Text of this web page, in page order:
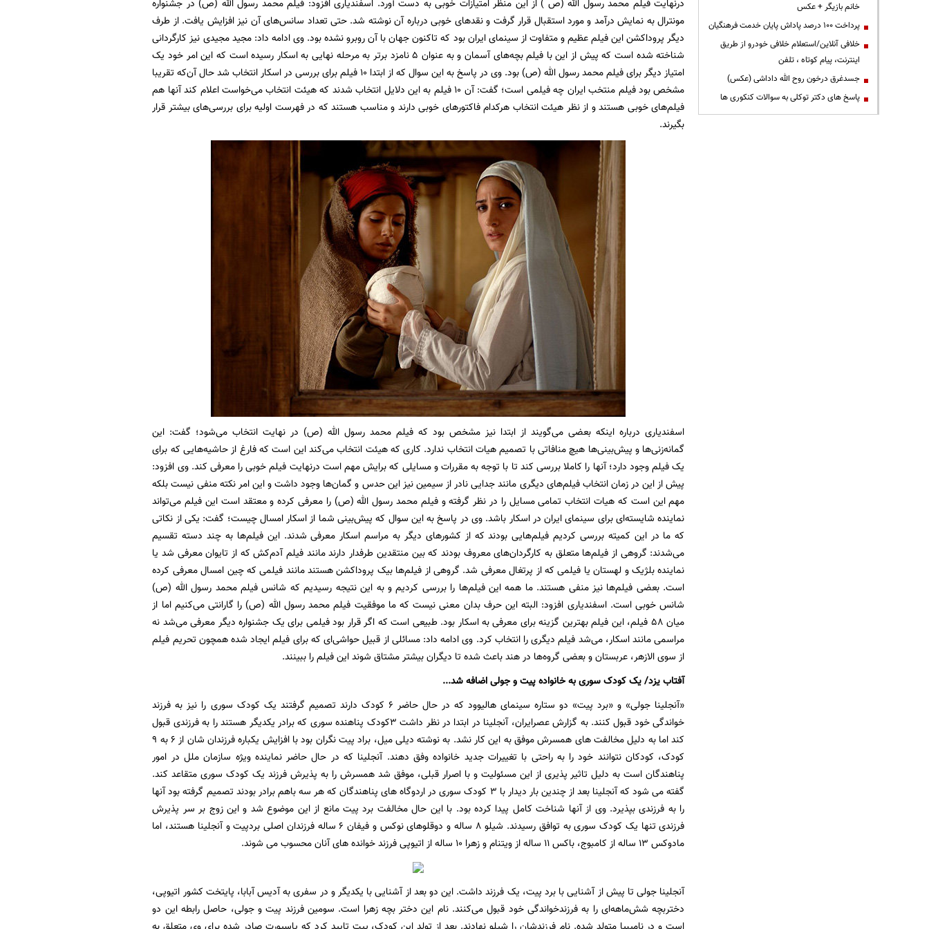
درنهایت فیلم محمد رسول الله (ص ) از این منظر امتیازات خوبی به دست آورد. اسفندیاری افزود: فیلم محمد رسول الله (ص) در جشنواره
مونترال به نمایش درآمد و مورد استقبال قرار گرفت و نقدهای خوبی درباره آن نوشته شد. حتی تعداد سانس‌های آن نیز افزایش یافت. از طرف
دیگر پروداکشن این فیلم عظیم و متفاوت از سینمای ایران بود که تاکنون جهان با آن روبرو نشده بود. وی ادامه داد: مجید مجیدی نیز کارگردانی
شناخته شده است که پیش از این با فیلم بچه‌های آسمان و به عنوان ۵ نامزد بر‌تر به مرحله نهایی به اسکار رسیده است که این امر خود یک
امتیاز دیگر برای فیلم محمد رسول الله (ص) بود. وی در پاسخ به این سوال که از ابتدا ۱۰ فیلم برای بررسی در اسکار انتخاب شد حال آن‌که تقریبا
مشخص بود فیلم منتخب ایران چه فیلمی است؛ گفت: آن ۱۰ فیلم به این دلایل انتخاب شدند که هیئت انتخاب می‌خواست اعلام کند آنها هم
فیلم‌های خوبی هستند و از نظر هیئت انتخاب هرکدام فاکتورهای خوبی دارند و مناسب هستند که در فهرست اولیه برای بررسی‌های بیشتر قرار
بگیرند.
اسفندیاری درباره اینکه بعضی‌ می‌گویند از ابتدا نیز مشخص بود که فیلم محمد رسول الله (ص) در ‌‌نهایت انتخاب می‌شود؛ گفت: این
گمانه‌زنی‌ها و پیش‌بینی‌ها هیچ منافاتی با تصمیم هیات انتخاب ندارد. کاری که هیئت انتخاب می‌کند این است که فارغ از حاشیه‌هایی که برای
یک فیلم وجود دارد؛ آنها را کاملا بررسی کند تا با توجه به مقررات و مسایلی که برایش مهم است درنهایت فیلم خوبی را معرفی کند. وی افزود:
پیش از این در زمان انتخاب فیلم‌های دیگری مانند جدایی نادر از سیمین نیز این حدس و گمان‌ها وجود داشت و این امر نکته منفی نیست بلکه
مهم این است که هیات انتخاب تمامی مسایل را در نظر گرفته و فیلم محمد رسول الله (ص) را معرفی کرده و معتقد است این فیلم می‌تواند
نماینده شایسته‌ای برای سینمای ایران در اسکار باشد. وی در پاسخ به این سوال که پیش‌بینی شما از اسکار امسال چیست؛ گفت: یکی از نکاتی
که ما در این کمیته بررسی کردیم فیلم‌هایی بودند که از کشورهای دیگر به مراسم اسکار معرفی شدند. این فیلم‌ها به چند دسته تقسیم
می‌شدند: گروهی از فیلم‌ها متعلق به کارگردان‌های معروف بودند که بین منتقدین طرفدار دارند مانند فیلم آدم‌کش که از تایوان معرفی شد یا
نماینده بلژیک و لهستان یا فیلمی که از پرتغال معرفی شد. گروهی از فیلم‌ها بیک پروداکشن هستند مانند فیلمی که چین امسال معرفی کرده
است. بعضی فیلم‌ها نیز منفی هستند. ما همه این فیلم‌ها را بررسی کردیم و به این نتیجه رسیدیم که شانس فیلم محمد رسول الله (ص)
شانس خوبی است. اسفندیاری افزود: البته این حرف بدان معنی نیست که ما موفقیت فیلم محمد رسول الله (ص) را گارانتی می‌کنیم اما از
میان ۵۸ فیلم، این فیلم بهترین گزینه برای معرفی به اسکار بود. طبیعی است که اگر قرار بود فیلمی برای یک جشنواره دیگر معرفی می‌شد نه
مراسمی مانند اسکار، می‌شد فیلم دیگری را انتخاب کرد. وی ادامه داد: مسائلی از قبیل حواشی‌ای که برای فیلم ایجاد شده همچون تحریم فیلم
از سوی الازهر، عربستان و بعضی گروه‌ها در هند باعث شده تا دیگران بیشتر مشتاق شوند این فیلم را ببینند.
آفتاب یزد/ یک کودک سوری به خانواده پیت و جولی اضافه شد...
«آنجلینا جولی» و «برد پیت» دو ستاره سینمای هالیوود که در حال حاضر 6 کودک دارند تصمیم گرفتند یک کودک سوری را نیز به فرزند
خواندگی خود قبول کنند. به گزارش عصرایران، آنجلینا در ابتدا در نظر داشت 3کودک پناهنده سوری که برادر یکدیگر هستند را به فرزندی قبول
کند اما به دلیل مخالفت های همسرش موفق به این کار نشد. به نوشته دیلی میل، براد پیت نگران بود با افزایش یکباره فرزندان شان از 6 به 9
کودک، کودکان نتوانند خود را به راحتی با تغییرات جدید خانواده وفق دهند. آنجلینا که در حال حاضر نماینده ویژه سازمان ملل در امور
پناهندگان است به دلیل تاثیر پذیری از این مسئولیت و با اصرار قبلی، موفق شد همسرش را به پذیرش فرزند یک کودک سوری متقاعد کند.
گفته می شود که آنجلینا بعد از چندین بار دیدار با 3 کودک سوری در اردوگاه های پناهندگان که هر سه باهم برادر بودند تصمیم گرفته بود آنها
را به فرزندی بپذیرد. وی از آنها شناخت کامل پیدا کرده بود. با این حال مخالفت برد پیت مانع از این موضوع شد و این زوج بر سر پذیرش
فرزندی تنها یک کودک سوری به توافق رسیدند. شیلو 8 ساله و دوقلوهای نوکس و فیفان 6 ساله فرزندان اصلی بردپیت و آنجلینا هستند، اما
مادوکس 13 ساله
از کامبوج، باکس 11 ساله از ویتنام و زهرا 10 ساله از اتیوپی فرزند خوانده های آنان محسوب می شوند.
آنجلینا جولی تا پیش از آشنایی با برد پیت، یک فرزند داشت. این دو بعد از آشنایی با یکدیگر و در سفری به آدیس آبابا، پایتخت کشور اتیوپی،
دختربچه شش‌ماهه‌ای را به فرزندخواندگی خود قبول می‌کنند. نام این دختر بچه زهرا است. سومین فرزند پیت و جولی، حاصل رابطه این دو
خانم بازیگر + عکس
پرداخت ۱۰۰ درصد پاداش پایان خدمت فرهنگیان
خلافی آنلاین/استعلام خلافی خودرو از طریق
اینترنت، پیام کوتاه ، تلفن
جسدغرق درخون روح الله داداشی (عکس)
پاسخ های دکتر توکلی به سوالات کنکوری ها